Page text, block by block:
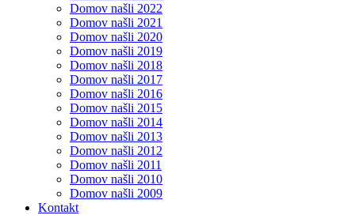
Domov našli 2022
Domov našli 2021
Domov našli 2020
Domov našli 2019
Domov našli 2018
Domov našli 2017
Domov našli 2016
Domov našli 2015
Domov našli 2014
Domov našli 2013
Domov našli 2012
Domov našli 2011
Domov našli 2010
Domov našli 2009
Kontakt